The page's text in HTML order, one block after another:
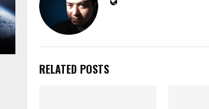
RELATED POSTS